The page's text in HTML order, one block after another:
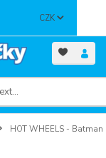
CZK
HOT WHEELS - Batman